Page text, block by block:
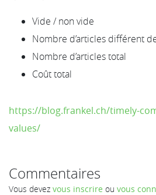
Vide / non vide
Nombre d’articles différent
Nombre d’articles total
Coût total
https://blog.frankel.ch/timely-
values/
Commentaires
Vous devez vous inscrire ou vous